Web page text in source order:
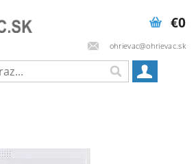
ohrievac@ohrievac.sk
€0